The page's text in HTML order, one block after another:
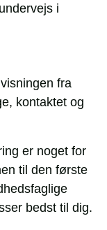
i
fra
kontaktet og
er noget for
til den første
bedst til dig.